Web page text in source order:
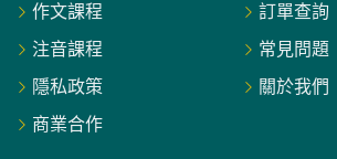
作文課程
訂單查詢
注音課程
常見問題
隱私政策
關於我們
商業合作